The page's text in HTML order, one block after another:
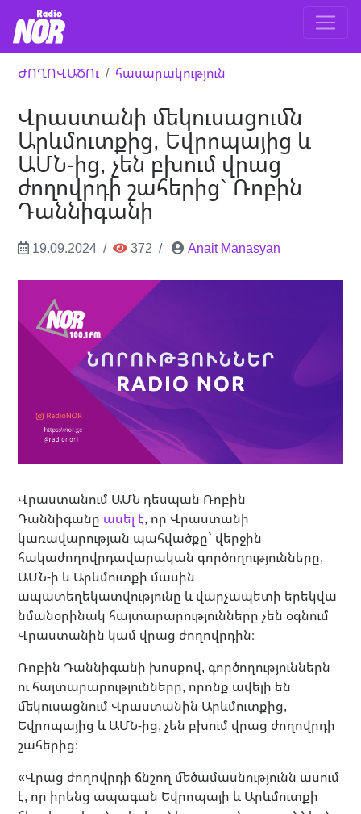
ԺՈՂՈՎԱԾՈւ հասարակություն
Վրաստանի մեկուսացումն
Արևմուտքից, Եվրոպայից և
ԱՄՆ-ից, չեն բխում վրաց
ժողովրդի շահերից` Ռոբին
Դաննիգանի
19.09.2024 372 Anait Manasyan
Վրաստանում ԱՄՆ դեսպան Ռոբին
Դաննիգանը ասել է, որ Վրաստանի
կառավարության պահվածքը` վերջին
հակաժողովրդավարական գործողությունները,
ԱՄՆ-ի և Արևմուտքի մասին
ապատեղեկատվությունը և վարչապետի երեկվա
նմանօրինակ հայտարարությունները չեն օգնում
Վրաստանին կամ վրաց ժողովրդին։
Ռոբին Դաննիգանի խոսքով, գործողություններն
ու հայտարարությունները, որոնք ավելի են
մեկուսացնում Վրաստանին Արևմուտքից,
Եվրոպայից և ԱՄՆ-ից, չեն բխում վրաց ժողովրդի
շահերից։
«Վրաց ժողովրդի ճնշող մեծամասնությունն ասում
է, որ իրենց ապագան Եվրոպայի և Արևմուտքի